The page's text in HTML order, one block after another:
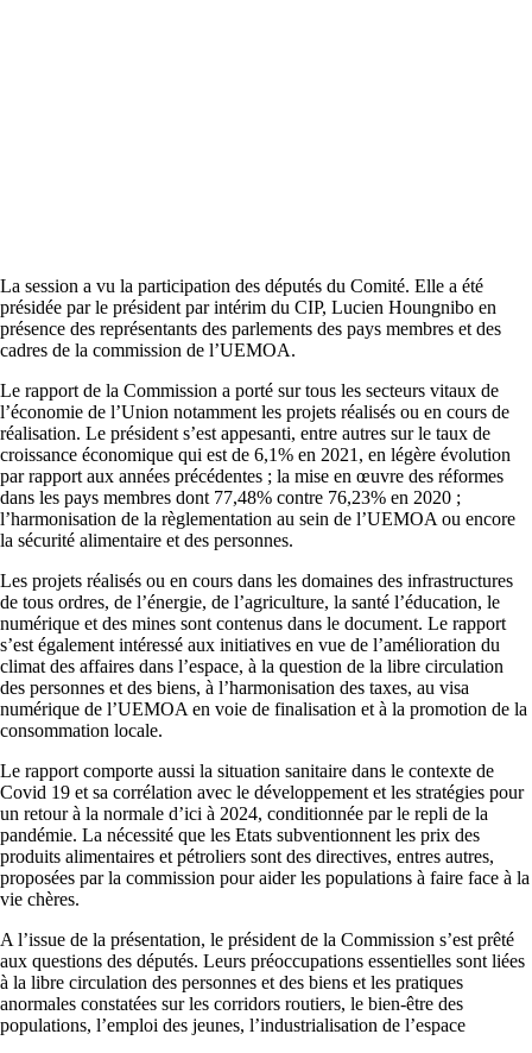
La session a vu la participation des députés du Comité. Elle a été
présidée par le président par intérim du CIP, Lucien Houngnibo en
présence des représentants des parlements des pays membres et des
cadres de la commission de l’UEMOA.
Le rapport de la Commission a porté sur tous les secteurs vitaux de
l’économie de l’Union notamment les projets réalisés ou en cours de
réalisation. Le président s’est appesanti, entre autres sur le taux de
croissance économique qui est de 6,1% en 2021, en légère évolution
par rapport aux années précédentes ; la mise en œuvre des réformes
dans les pays membres dont 77,48% contre 76,23% en 2020 ;
l’harmonisation de la règlementation au sein de l’UEMOA ou encore
la sécurité alimentaire et des personnes.
Les projets réalisés ou en cours dans les domaines des infrastructures
de tous ordres, de l’énergie, de l’agriculture, la santé l’éducation, le
numérique et des mines sont contenus dans le document. Le rapport
s’est également intéressé aux initiatives en vue de l’amélioration du
climat des affaires dans l’espace, à la question de la libre circulation
des personnes et des biens, à l’harmonisation des taxes, au visa
numérique de l’UEMOA en voie de finalisation et à la promotion de la
consommation locale.
Le rapport comporte aussi la situation sanitaire dans le contexte de
Covid 19 et sa corrélation avec le développement et les stratégies pour
un retour à la normale d’ici à 2024, conditionnée par le repli de la
pandémie. La nécessité que les Etats subventionnent les prix des
produits alimentaires et pétroliers sont des directives, entres autres,
proposées par la commission pour aider les populations à faire face à la
vie chères.
A l’issue de la présentation, le président de la Commission s’est prêté
aux questions des députés. Leurs préoccupations essentielles sont liées
à la libre circulation des personnes et des biens et les pratiques
anormales constatées sur les corridors routiers, le bien-être des
populations, l’emploi des jeunes, l’industrialisation de l’espace